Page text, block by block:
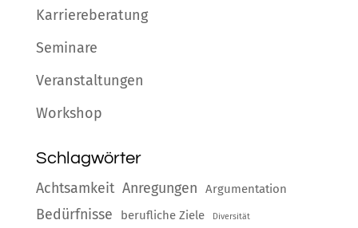
Karriereberatung
Seminare
Veranstaltungen
Workshop
Schlagwörter
Achtsamkeit Anregungen Argumentation
Bedürfnisse berufliche Ziele Diversität